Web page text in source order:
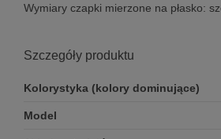
Wymiary czapki mierzone na płasko:
Szczegóły produktu
Kolorystyka (kolory dominujące)
Model